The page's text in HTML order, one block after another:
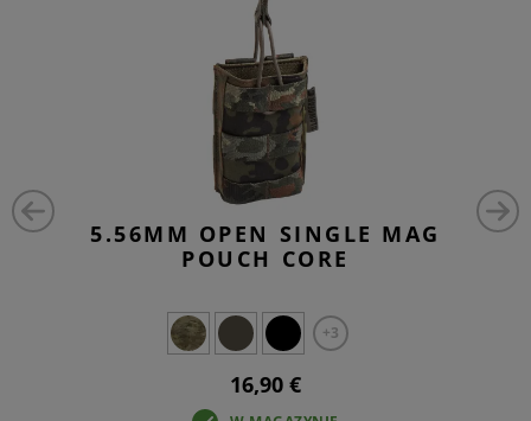
5.56MM OPEN SINGLE MAG
POUCH CORE
+3
16,90 €